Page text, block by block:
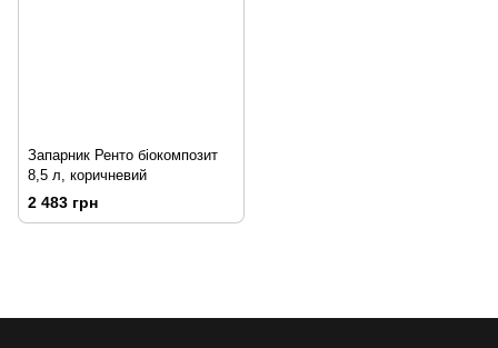
Запарник Ренто біокомпозит
8,5 л, коричневий
2 483 грн